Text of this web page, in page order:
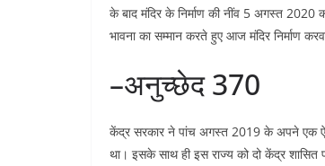
के बाद मंदिर के निर्माण की नींव 5 अगस्त 2020
भावना का सम्मान करते हुए आज मंदिर निर्माण
–अनुच्छेद 370
केंद्र सरकार ने पांच अगस्त 2019 के अपने एक
था। इसके साथ ही इस राज्य को दो केंद्र शासित